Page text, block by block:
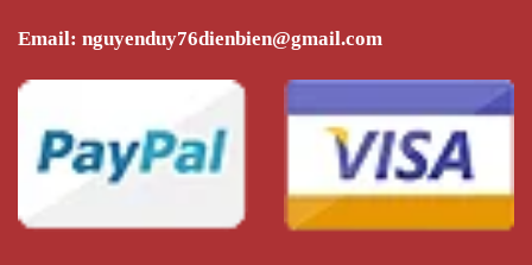
Email: nguyenduy76dienbien@gmail.com